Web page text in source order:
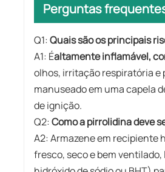
Perguntas
Q1:Quais são os principais
A1: Éaltamente inflamável,
olhos, irritação respiratória e
manuseado em uma capela
de ignição.
​Q2:Como a pirrolidina deve
A2: Armazene em
fresco, seco e bem